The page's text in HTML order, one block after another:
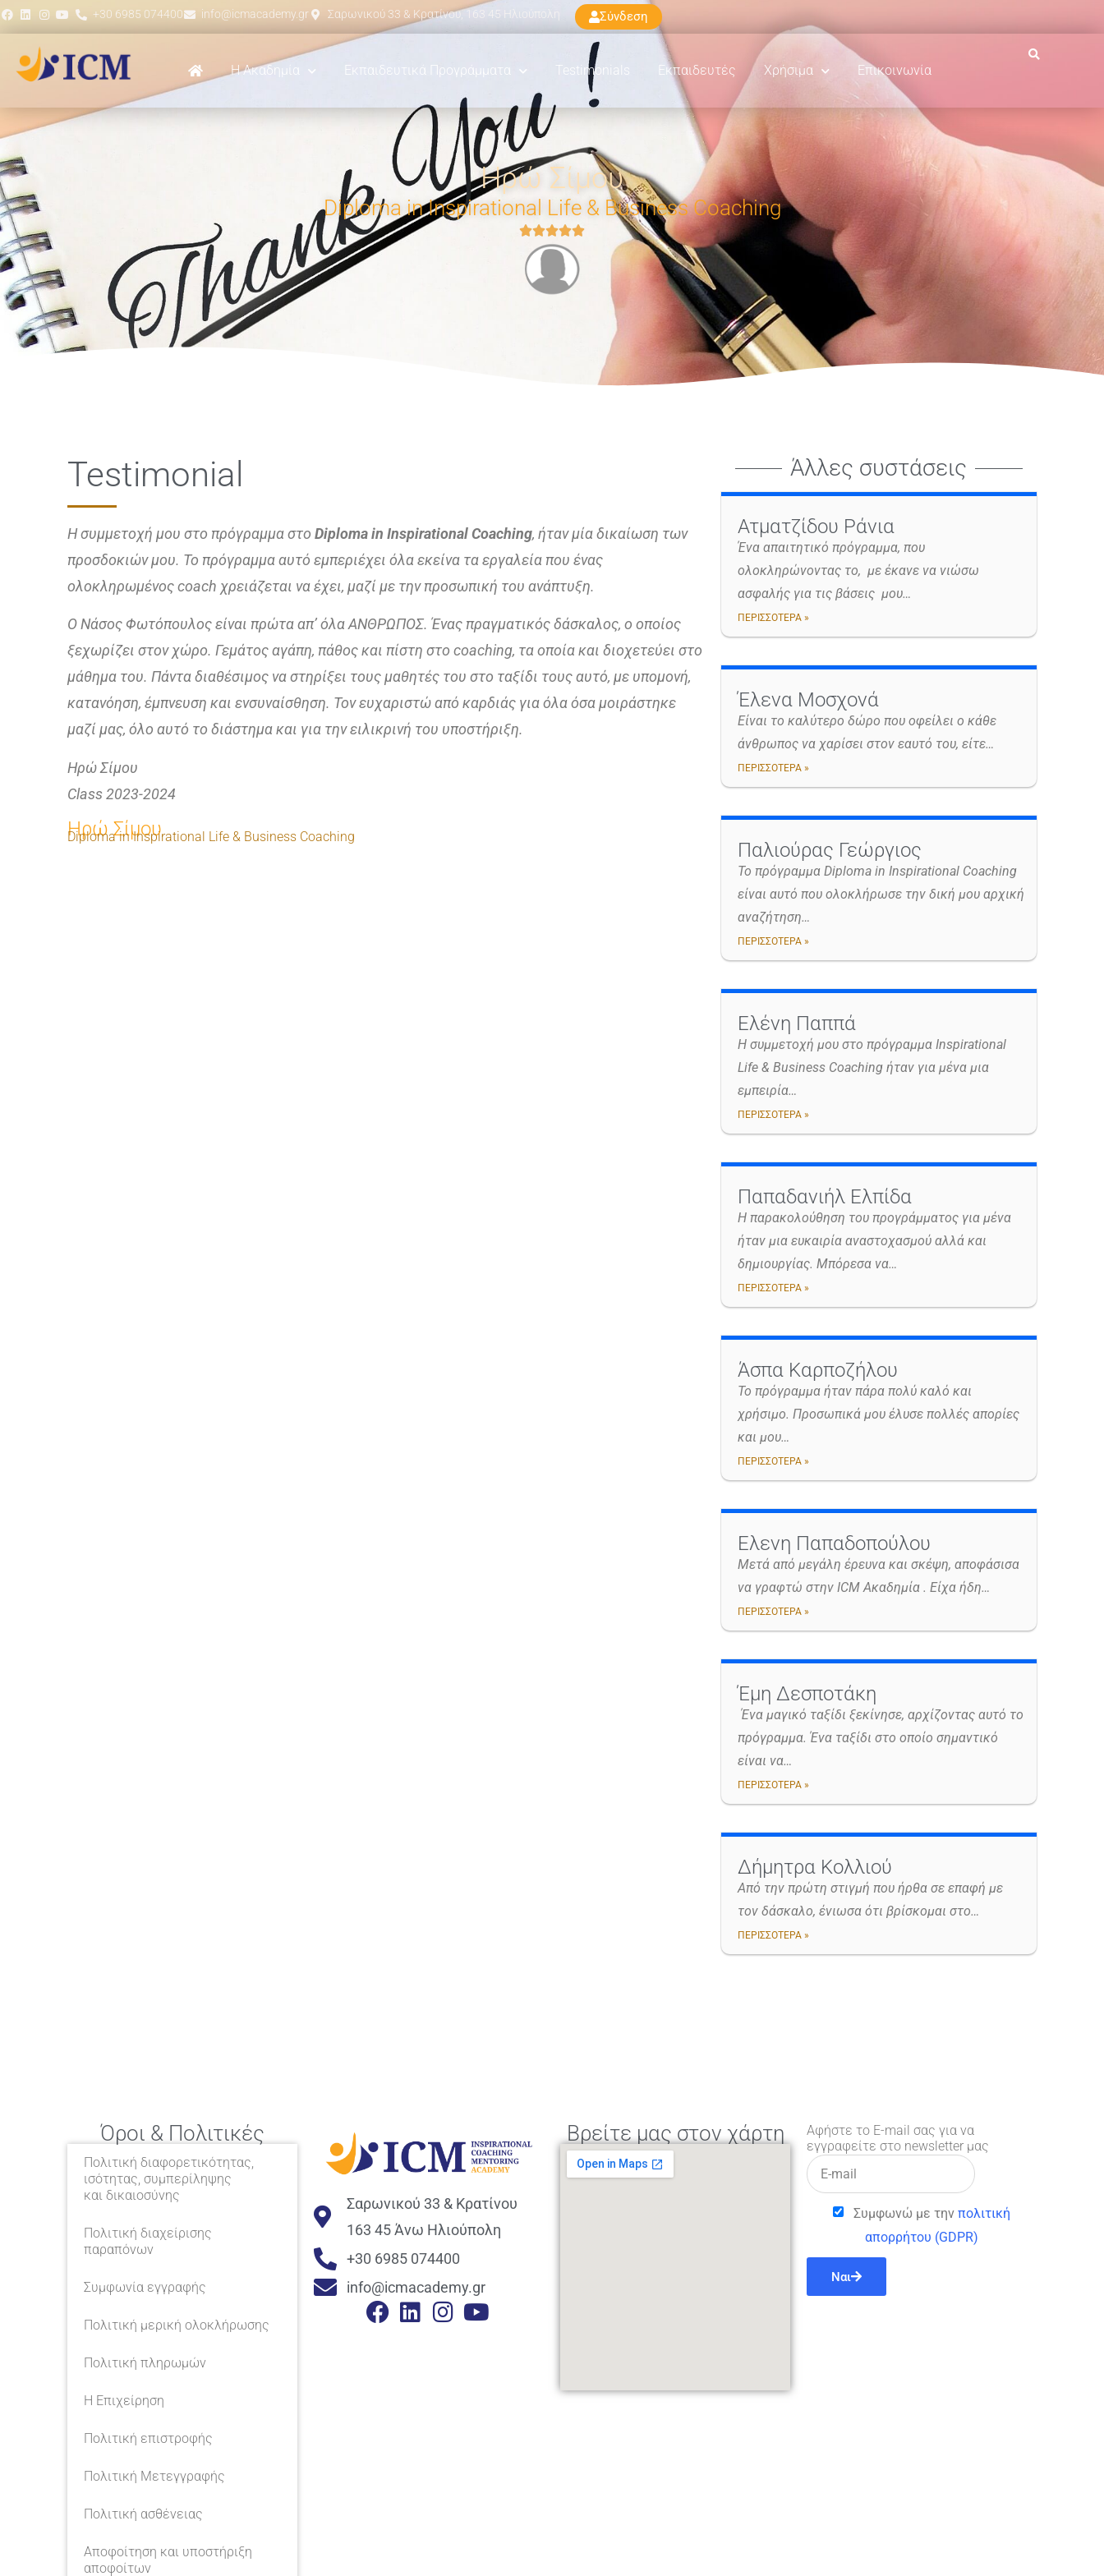
+30 6985 074400 info@icmacademy.gr Σαρωνικού 33 & Κρατίνου, 163 45 Ηλιούπολη Σύνδεση
Η Ακαδημία Εκπαιδευτικά Προγράμματα Testimonials Εκπαιδευτές Χρήσιμα Επικοινωνία
Ηρώ Σίμου
Diploma in Inspirational Life & Business Coaching

Testimonial
Η συμμετοχή μου στο πρόγραμμα στο Diplomain InspirationalCoaching, ήταν μία δικαίωση των
προσδοκιών μου. Το πρόγραμμα αυτό εμπεριέχει όλα εκείνα τα εργαλεία που ένας
ολοκληρωμένος coach χρειάζεται να έχει, μαζί με την προσωπική του ανάπτυξη.
Ο Νάσος Φωτόπουλος είναι πρώτα απ’ όλα ΑΝΘΡΩΠΟΣ. Ένας πραγματικός δάσκαλος, ο οποίος
ξεχωρίζει στον χώρο. Γεμάτος αγάπη, πάθος και πίστη στο coaching, τα οποία και διοχετεύει στο
μάθημα του. Πάντα διαθέσιμος να στηρίξει τους μαθητές του στο ταξίδι τους αυτό, με υπομονή,
κατανόηση, έμπνευση και ενσυναίσθηση. Τον ευχαριστώ από καρδιάς για όλα όσα μοιράστηκε
μαζί μας, όλο αυτό το διάστημα και για την ειλικρινή του υποστήριξη.
Ηρώ Σίμου
Class 2023-2024
Ηρώ Σίμου
Diploma in Inspirational Life & Business Coaching
Άλλες συστάσεις
Ατματζίδου Ράνια
Ένα απαιτητικό πρόγραμμα, που
ολοκληρώνοντας το, με έκανε να νιώσω
ασφαλής για τις βάσεις μου…
ΠΕΡΙΣΣΟΤΕΡΑ »
Έλενα Μοσχονά
Είναι το καλύτερο δώρο που οφείλει ο κάθε
άνθρωπος να χαρίσει στον εαυτό του, είτε…
ΠΕΡΙΣΣΟΤΕΡΑ »
Παλιούρας Γεώργιος
Το πρόγραμμα Diploma in Inspirational Coaching
είναι αυτό που ολοκλήρωσε την δική μου αρχική
αναζήτηση…
ΠΕΡΙΣΣΟΤΕΡΑ »
Ελένη Παππά
Η συμμετοχή μου στο πρόγραμμα Inspirational
Life & Business Coaching ήταν για μένα μια
εμπειρία…
ΠΕΡΙΣΣΟΤΕΡΑ »
Παπαδανιήλ Ελπίδα
Η παρακολούθηση του προγράμματος για μένα
ήταν μια ευκαιρία αναστοχασμού αλλά και
δημιουργίας. Μπόρεσα να…
ΠΕΡΙΣΣΟΤΕΡΑ »
Άσπα Καρποζήλου
Το πρόγραμμα ήταν πάρα πολύ καλό και
χρήσιμο. Προσωπικά μου έλυσε πολλές απορίες
και μου…
ΠΕΡΙΣΣΟΤΕΡΑ »
Ελενη Παπαδοπούλου
Μετά από μεγάλη έρευνα και σκέψη, αποφάσισα
να γραφτώ στην ICM Ακαδημία . Είχα ήδη…
ΠΕΡΙΣΣΟΤΕΡΑ »
Έμη Δεσποτάκη
Ένα μαγικό ταξίδι ξεκίνησε, αρχίζοντας αυτό το
πρόγραμμα. Ένα ταξίδι στο οποίο σημαντικό
είναι να…
ΠΕΡΙΣΣΟΤΕΡΑ »
Δήμητρα Κολλιού
Από την πρώτη στιγμή που ήρθα σε επαφή με
τον δάσκαλο, ένιωσα ότι βρίσκομαι στο…
ΠΕΡΙΣΣΟΤΕΡΑ »
Όροι & Πολιτικές
Πολιτική διαφορετικότητας,
ισότητας, συμπερίληψης
και δικαιοσύνης
Πολιτική διαχείρισης
παραπόνων
Συμφωνία εγγραφής
Πολιτική μερική ολοκλήρωσης
Πολιτική πληρωμών
Η Επιχείρηση
Πολιτική επιστροφής
Πολιτική Μετεγγραφής
Πολιτική ασθένειας
Αποφοίτηση και υποστήριξη
αποφοίτων
Σαρωνικού 33 & Κρατίνου
163 45 Άνω Ηλιούπολη
+30 6985 074400
info@icmacademy.gr
Βρείτε μας στον χάρτη
Αφήστε το E-mail σας για να
εγγραφείτε στο newsletter μας
Συμφωνώ με την πολιτική
απορρήτου (GDPR)
Ναι